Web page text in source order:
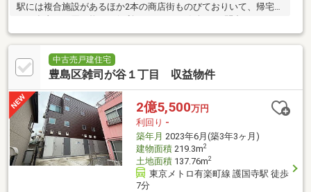
駅には複合施設があるほか2本の商店街ものびておりいて、帰宅時
い！
中古売戸建住宅
豊島区雑司が谷１丁目 収益物件
2億5,500万円
利回り -
築年月 2023年6月(築3年3ヶ月)
建物面積219.3m2
土地面積137.76m2
東京メトロ有楽町線 護国寺駅 徒歩
7分